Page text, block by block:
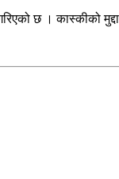
छ । कास्कीको